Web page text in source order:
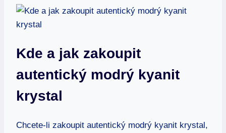
Kde a jak zakoupit
autentický modrý kyanit
krystal
Chcete-li zakoupit autentický modrý kyanit krystal,